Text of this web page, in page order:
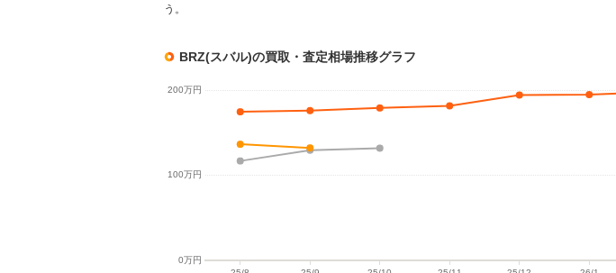
う。
BRZ(スバル)の買取・査定相場推移グラフ